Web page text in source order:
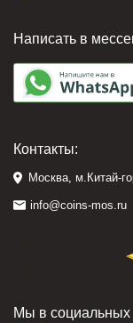
Написать в
Контакты:
Москва, м.Китай-
info@coins-mos.ru
Мы в социальных